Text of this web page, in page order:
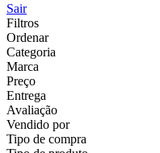
Sair
Filtros
Ordenar
Categoria
Marca
Preço
Entrega
Avaliação
Vendido por
Tipo de compra